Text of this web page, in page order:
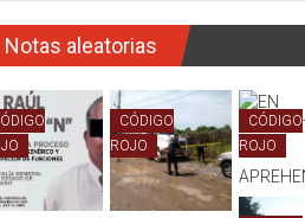
Notas aleatorias
CÓDIGO
ROJO
CÓDIGO
ROJO